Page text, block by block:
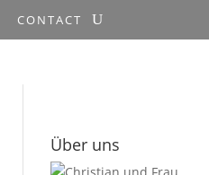
CONTACT
Über uns